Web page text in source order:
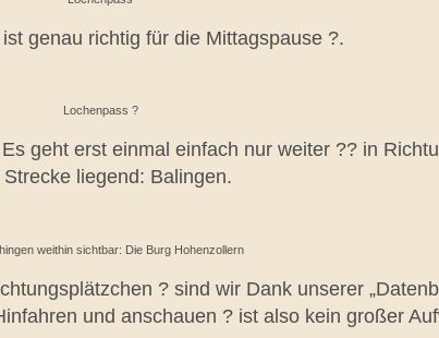
genau richtig für die Mittagspause ?.
Lochenpass ?
geht erst einmal einfach nur weiter ?? in
liegend: Balingen.
weithin sichtbar: Die Burg Hohenzollern
? sind wir Dank unserer
und anschauen ? ist also kein großer